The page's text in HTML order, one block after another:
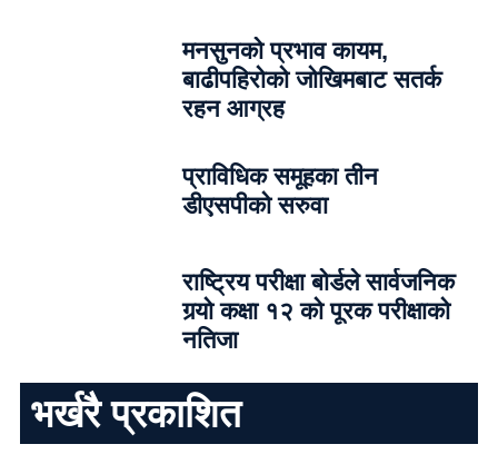
मनसुनको प्रभाव कायम,
बाढीपहिरोको जोखिमबाट सतर्क
रहन आग्रह
प्राविधिक समूहका तीन
डीएसपीको सरुवा
राष्ट्रिय परीक्षा बोर्डले सार्वजनिक
गर्‍यो कक्षा १२ को पूरक परीक्षाको
नतिजा
भर्खरै प्रकाशित